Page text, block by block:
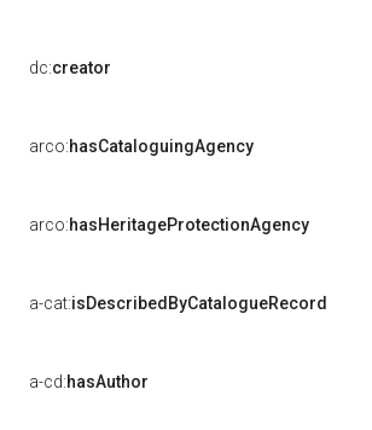
dc:creator
arco:hasCataloguingAgency
arco:hasHeritageProtectionAgency
a-cat:isDescribedByCatalogueRecord
a-cd:hasAuthor